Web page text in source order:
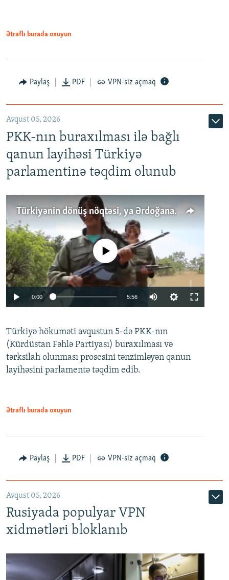
Ətraflı burada oxuyun
Paylaş PDF VPN-siz açmaq
Avqust 05, 2026
PKK-nın buraxılması ilə bağlı
qanun layihəsi Türkiyə
parlamentinə təqdim olunub
Türkiyənin dönüş nöqtəsi, ya Ərdoğana üçüncü şans: PKK ilə qəfil barışıq nə deməkdir?
Auto 240p 360p 480p
720p 1080p
No media source currently available
0:00 5:56
360p
480p
Türkiyə hökuməti avqustun 5-də PKK-nın
(Kürdüstan Fəhlə Partiyası) buraxılması və
tərksilah olunması prosesini tənzimləyən qanun
layihəsini parlamentə təqdim edib.
Ətraflı burada oxuyun
Paylaş PDF VPN-siz açmaq
Avqust 05, 2026
Rusiyada populyar VPN
xidmətləri bloklanıb